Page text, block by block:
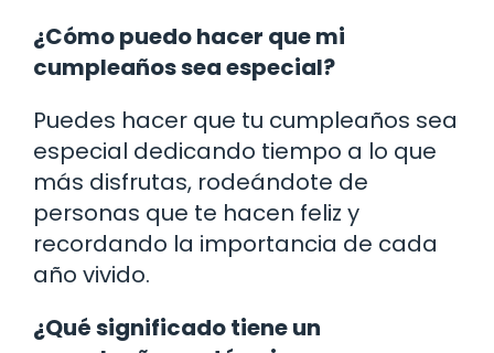
¿Cómo puedo hacer que mi
cumpleaños sea especial?
Puedes hacer que tu cumpleaños sea
especial dedicando tiempo a lo que
más disfrutas, rodeándote de
personas que te hacen feliz y
recordando la importancia de cada
año vivido.
¿Qué significado tiene un